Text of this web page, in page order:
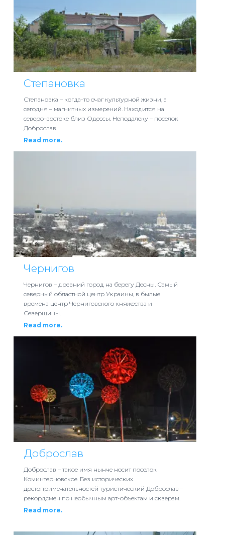
Степановка
Степановка – когда-то очаг культурной жизни, а
сегодня – магнитных измерений. Находится на
северо-востоке близ Одессы. Неподалеку – поселок
Доброслав.
Read more.
Чернигов
Чернигов – древний город на берегу Десны. Самый
северный областной центр Украины, в былые
времена центр Черниговского княжества и
Северщины.
Read more.
Доброслав
Доброслав – такое имя нынче носит поселок
Коминтерновское. Без исторических
достопримечательностей туристический Доброслав –
рекордсмен по необычным арт-объектам и скверам.
Read more.